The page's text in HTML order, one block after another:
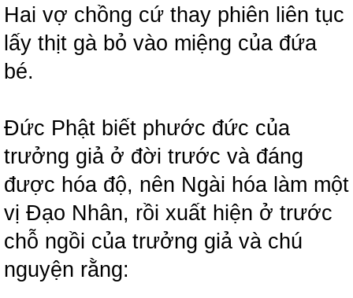
Hai vợ chồng cứ thay phiên liên tục
lấy thịt gà bỏ vào miệng của đứa
bé.
Đức Phật biết phước đức của
trưởng giả ở đời trước và đáng
được hóa độ, nên Ngài hóa làm một
vị Đạo Nhân, rồi xuất hiện ở trước
chỗ ngồi của trưởng giả và chú
nguyện rằng: